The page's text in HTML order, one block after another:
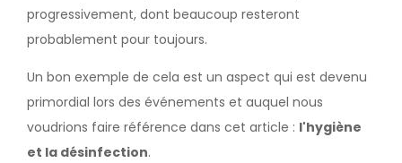
progressivement, dont beaucoup resteront
probablement pour toujours.
Un bon exemple de cela est un aspect qui est devenu
primordial lors des événements et auquel nous
voudrions faire référence dans cet article : l'hygiène
et la désinfection.